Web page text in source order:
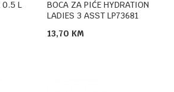
0.5 L
BOCA ZA PIĆE HYDRATION
LADIES 3 ASST LP73681
13,70 KM